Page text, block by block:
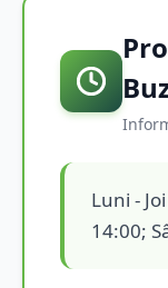
Luni -
14:00;